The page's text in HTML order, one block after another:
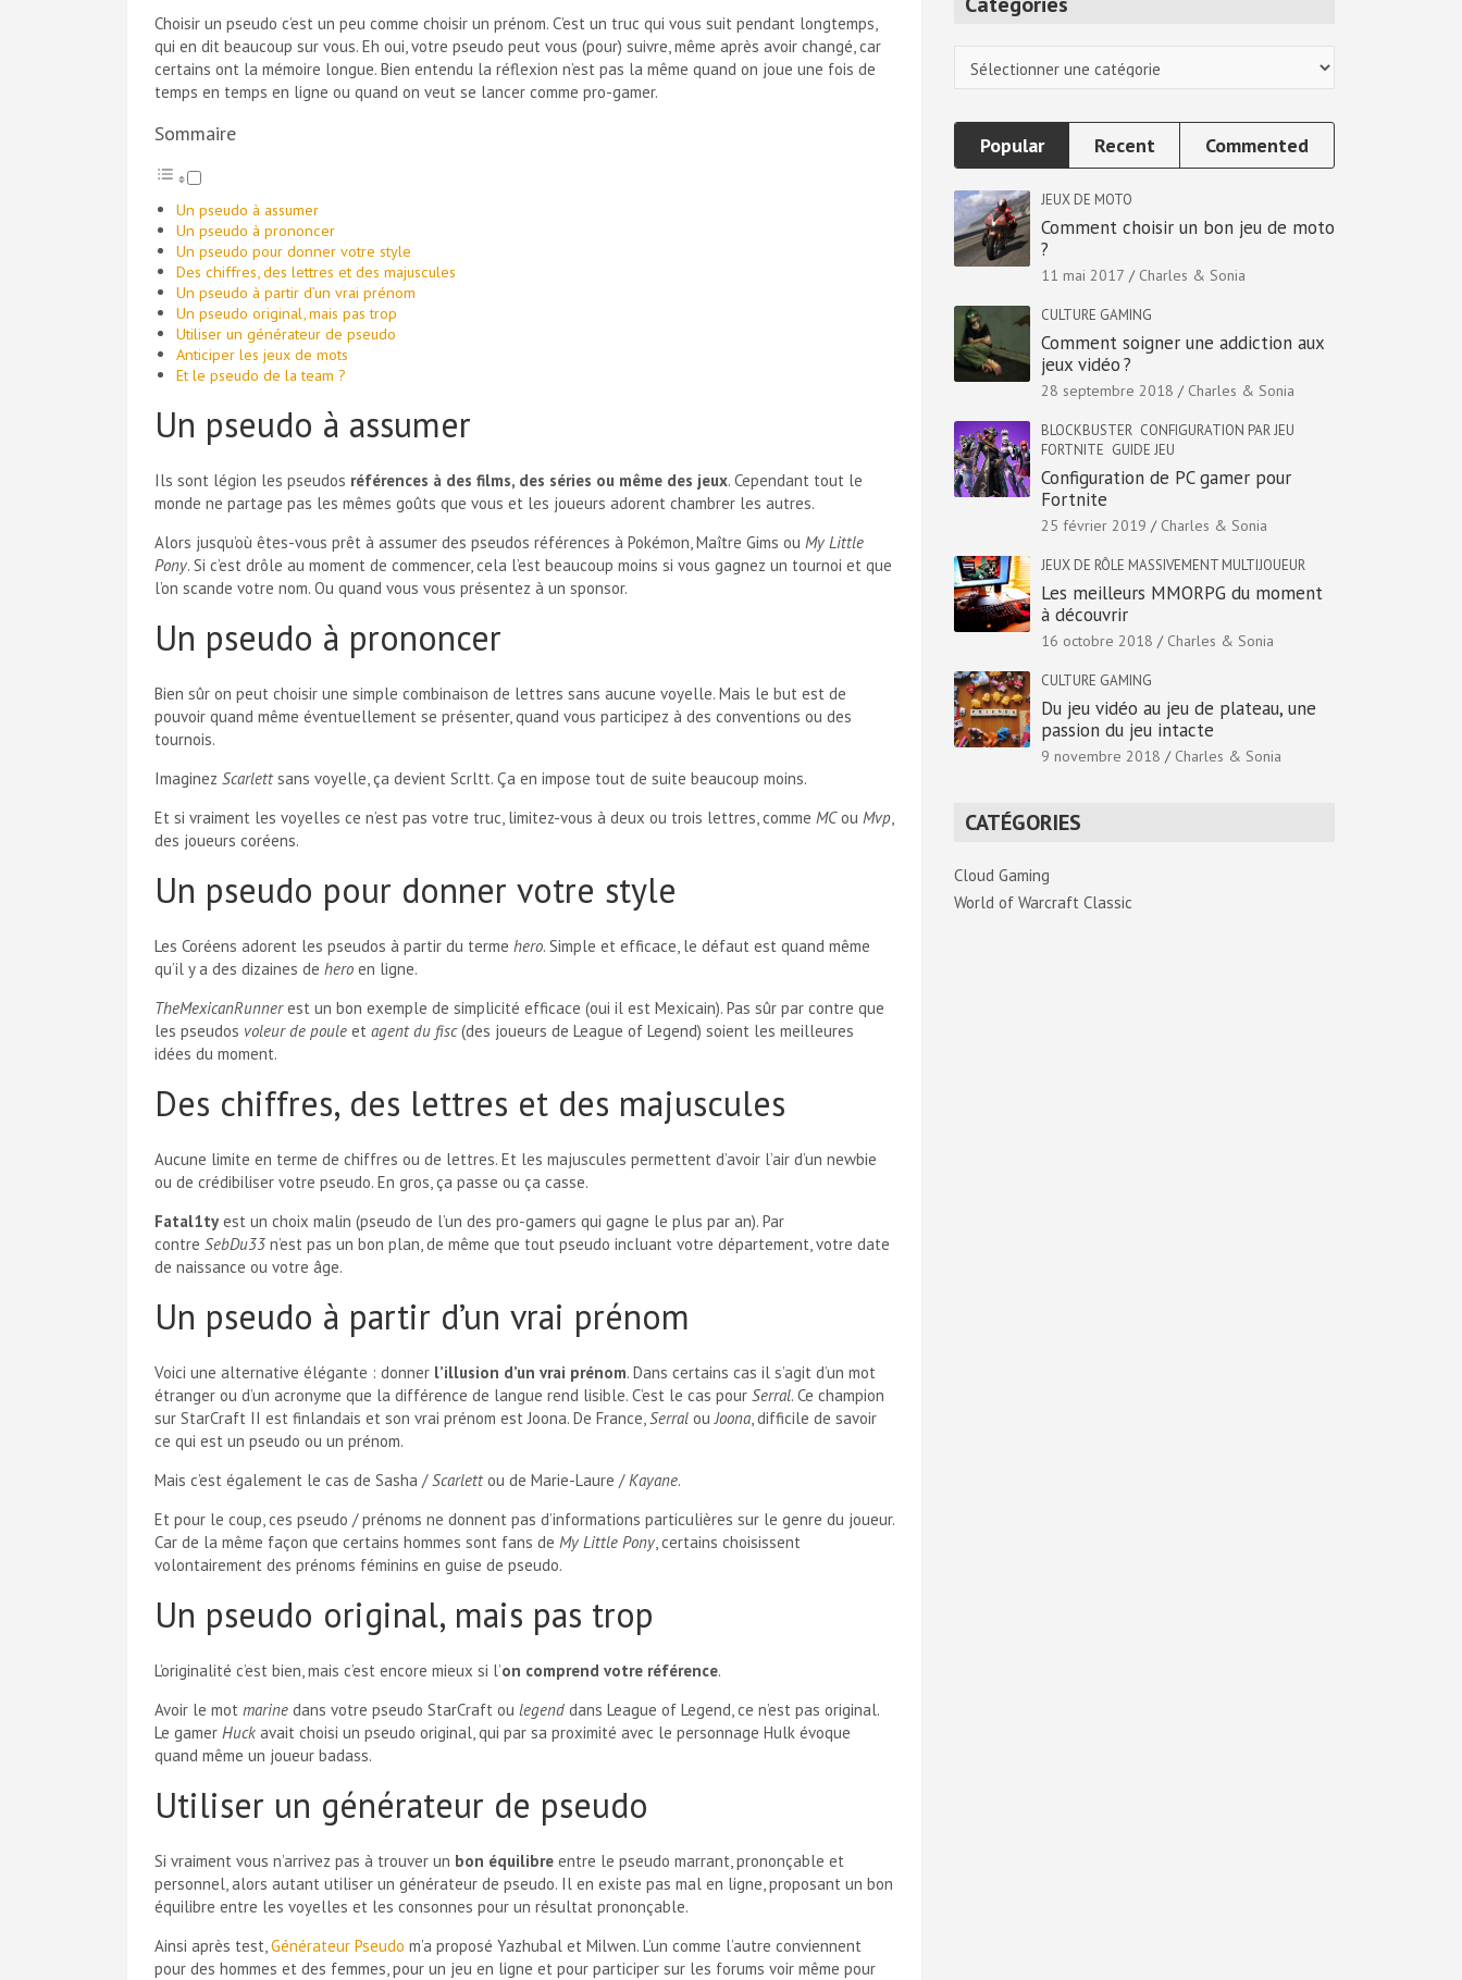
Choisir un pseudo c’est un peu comme choisir un prénom. C’est un truc qui vous suit pendant longtemps,
qui en dit beaucoup sur vous. Eh oui, votre pseudo peut vous (pour) suivre, même après avoir changé, car
certains ont la mémoire longue. Bien entendu la réflexion n’est pas la même quand on joue une fois de
temps en temps en ligne ou quand on veut se lancer comme pro-gamer.
Sommaire
Un pseudo à assumer
Un pseudo à prononcer
Un pseudo pour donner votre style
Des chiffres, des lettres et des majuscules
Un pseudo à partir d’un vrai prénom
Un pseudo original, mais pas trop
Utiliser un générateur de pseudo
Anticiper les jeux de mots
Et le pseudo de la team ?
Un pseudo à assumer
Ils sont légion les pseudos références à des films, des séries ou même des jeux. Cependant tout le
monde ne partage pas les mêmes goûts que vous et les joueurs adorent chambrer les autres.
Alors jusqu’où êtes-vous prêt à assumer des pseudos références à Pokémon, Maître Gims ou My Little
Pony. Si c’est drôle au moment de commencer, cela l’est beaucoup moins si vous gagnez un tournoi et que
l’on scande votre nom. Ou quand vous vous présentez à un sponsor.
Un pseudo à prononcer
Bien sûr on peut choisir une simple combinaison de lettres sans aucune voyelle. Mais le but est de
pouvoir quand même éventuellement se présenter, quand vous participez à des conventions ou des
tournois.
Imaginez Scarlettsans voyelle, ça devient Scrltt. Ça en impose tout de suite beaucoup moins.
Et si vraiment les voyelles ce n’est pas votre truc, limitez-vous à deux ou trois lettres, comme MCou Mvp,
des joueurs coréens.
Un pseudo pour donner votre style
Les Coréens adorent les pseudos à partir du terme hero. Simple et efficace, le défaut est quand même
qu’il y a des dizaines de hero en ligne.
TheMexicanRunnerest un bon exemple de simplicité efficace (oui il est Mexicain). Pas sûr par contre que
les pseudos voleur de poule et agent du fisc(des joueurs de League of Legend) soient les meilleures
idées du moment.
Des chiffres, des lettres et des majuscules
Aucune limite en terme de chiffres ou de lettres. Et les majuscules permettent d’avoir l’air d’un newbie
ou de crédibiliser votre pseudo. En gros, ça passe ou ça casse.
Fatal1ty est un choix malin (pseudo de l’un des pro-gamers qui gagne le plus par an). Par
contre SebDu33 n’est pas un bon plan, de même que tout pseudo incluant votre département, votre date
de naissance ou votre âge.
Un pseudo à partir d’un vrai prénom
Voici une alternative élégante : donner l’illusion d’un vrai prénom. Dans certains cas il s’agit d’un mot
étranger ou d’un acronyme que la différence de langue rend lisible. C’est le cas pour Serral. Ce champion
sur StarCraft II est finlandais et son vrai prénom est Joona. De France,Serral ouJoona, difficile de savoir
ce qui est un pseudo ou un prénom.
Mais c’est également le cas de Sasha /Scarlettou de Marie-Laure /Kayane.
Et pour le coup, ces pseudo / prénoms ne donnent pas d’informations particulières sur le genre du joueur.
Car de la même façon que certains hommes sont fans de My Little Pony, certains choisissent
volontairement des prénoms féminins en guise de pseudo.
Un pseudo original, mais pas trop
L’originalité c’est bien, mais c’est encore mieux si l’on comprend votre référence.
Avoir le mot marine dans votre pseudo StarCraft ou legend dans League of Legend, ce n’est pas original.
Le gamer Huck avait choisi un pseudo original, qui par sa proximité avec le personnage Hulk évoque
quand même un joueur badass.
Utiliser un générateur de pseudo
Si vraiment vous n’arrivez pas à trouver un bon équilibre entre le pseudo marrant, prononçable et
personnel, alors autant utiliser un générateur de pseudo. Il en existe pas mal en ligne, proposant un bon
équilibre entre les voyelles et les consonnes pour un résultat prononçable.
Ainsi après test,Générateur Pseudo m’a proposé Yazhubal et Milwen. L’un comme l’autre conviennent
pour des hommes et des femmes, pour un jeu en ligne et pour participer sur les forums voir même pour
Popular Recent Commented
JEUX DE MOTO
Comment choisir un bon jeu de moto
?
11 mai 2017 Charles & Sonia
CULTURE GAMING
Comment soigner une addiction aux
jeux vidéo ?
28 septembre 2018 Charles & Sonia
BLOCKBUSTER CONFIGURATION PAR JEU
FORTNITE GUIDE JEU
Configuration de PC gamer pour
Fortnite
25 février 2019 Charles & Sonia
JEUX DE RÔLE MASSIVEMENT MULTIJOUEUR
Les meilleurs MMORPG du moment
à découvrir
16 octobre 2018 Charles & Sonia
CULTURE GAMING
Du jeu vidéo au jeu de plateau, une
passion du jeu intacte
9 novembre 2018 Charles & Sonia
CATÉGORIES
Cloud Gaming
World of Warcraft Classic